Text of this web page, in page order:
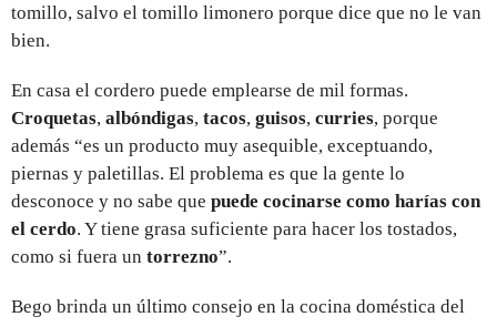
tomillo, salvo el tomillo limonero porque dice que no le van
bien.
En casa el cordero puede emplearse de mil formas.
Croquetas, albóndigas, tacos, guisos, curries, porque
además “es un producto muy asequible, exceptuando,
piernas y paletillas. El problema es que la gente lo
desconoce y no sabe que puede cocinarse como harías con
el cerdo. Y tiene grasa suficiente para hacer los tostados,
como si fuera un torrezno”.
Bego brinda un último consejo en la cocina doméstica del